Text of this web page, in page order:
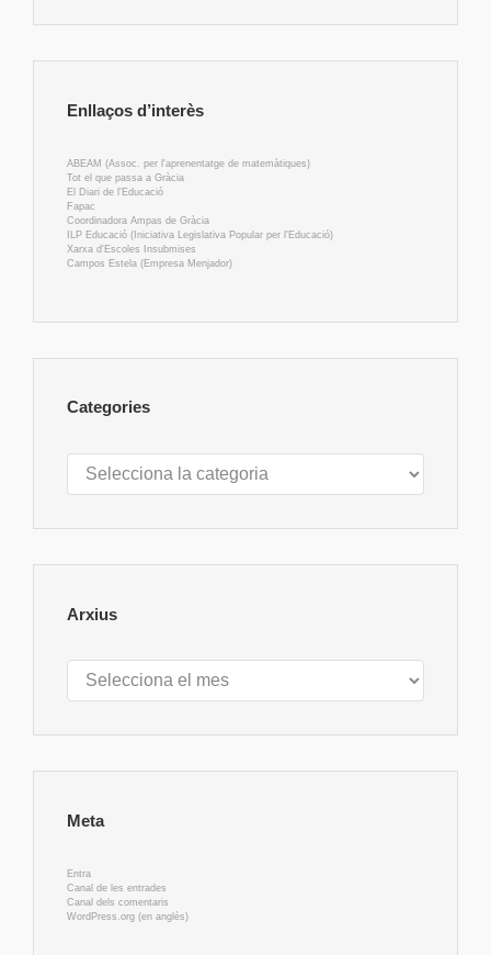
Enllaços d’interès
ABEAM (Assoc. per l'aprenentatge de matemàtiques)
Tot el que passa a Gràcia
El Diari de l'Educació
Fapac
Coordinadora Ampas de Gràcia
ILP Educació (Iniciativa Legislativa Popular per l'Educació)
Xarxa d'Escoles Insubmises
Campos Estela (Empresa Menjador)
Categories
Categories
Arxius
Arxius
Meta
Entra
Canal de les entrades
Canal dels comentaris
WordPress.org (en anglès)